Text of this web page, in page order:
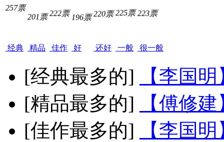
257票
经典
201票
精品
222票
佳作
196票
好
220票
还好
225票
一般
223票
很一般
[经典最多的]
【李国
[精品最多的]
【傅修
[佳作最多的]
【李国